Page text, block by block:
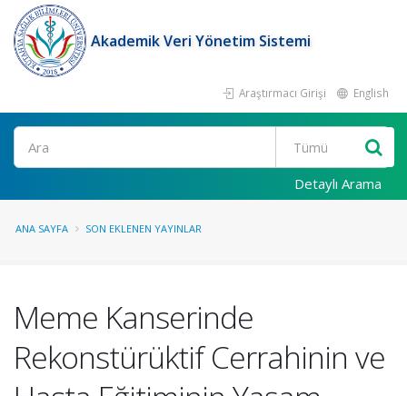
Akademik Veri Yönetim Sistemi
Araştırmacı Girişi English
Ara
Detaylı Arama
ANA SAYFA SON EKLENEN YAYINLAR
Meme Kanserinde
Rekonstürüktif Cerrahinin ve